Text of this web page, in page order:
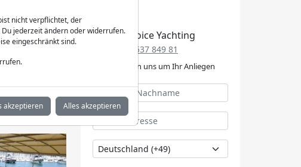
Best Choice Yachting
+49 152 537 849 81
Wir kümmern uns um Ihr Anliegen
nicht verpflichtet, der
jederzeit ändern oder widerrufen.
eingeschränkt sind.
akzeptieren Alles akzeptieren